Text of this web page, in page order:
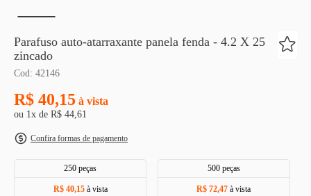
Parafuso auto-atarraxante panela fenda - 4.2 X 25
zincado
Cod: 42146
R$ 40,15 à vista
ou 1x de R$ 44 61
Confira formas de pagamento
250 peças
R$ 40,15à vista
500 peças
R$ 72,47 à vista
4º
presto
5º
arruela
6
rodizio
7º
parafuso madeira
8º
m3
9º
rebite rosca
parafuso m4